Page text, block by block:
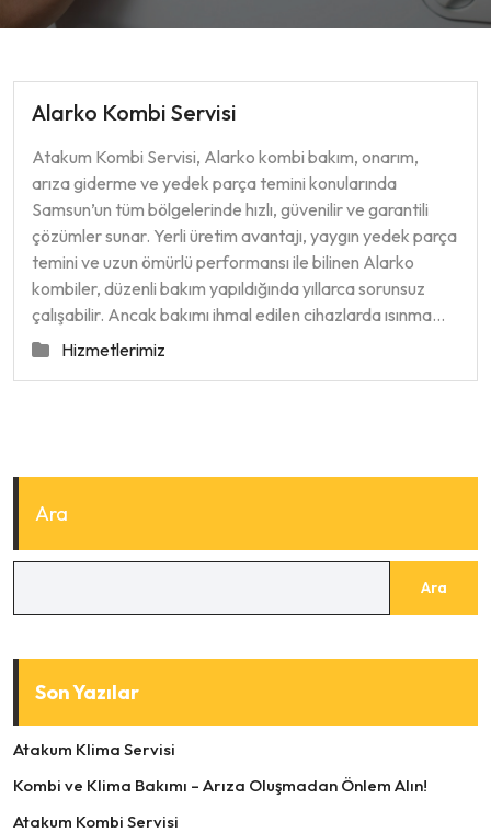
Alarko Kombi Servisi
Atakum Kombi Servisi, Alarko kombi bakım, onarım,
arıza giderme ve yedek parça temini konularında
Samsun’un tüm bölgelerinde hızlı, güvenilir ve garantili
çözümler sunar. Yerli üretim avantajı, yaygın yedek parça
temini ve uzun ömürlü performansı ile bilinen Alarko
kombiler, düzenli bakım yapıldığında yıllarca sorunsuz
çalışabilir. Ancak bakımı ihmal edilen cihazlarda ısınma…
Hizmetlerimiz
Ara
Ara
Son Yazılar
Atakum Klima Servisi
Kombi ve Klima Bakımı – Arıza Oluşmadan Önlem Alın!
Atakum Kombi Servisi